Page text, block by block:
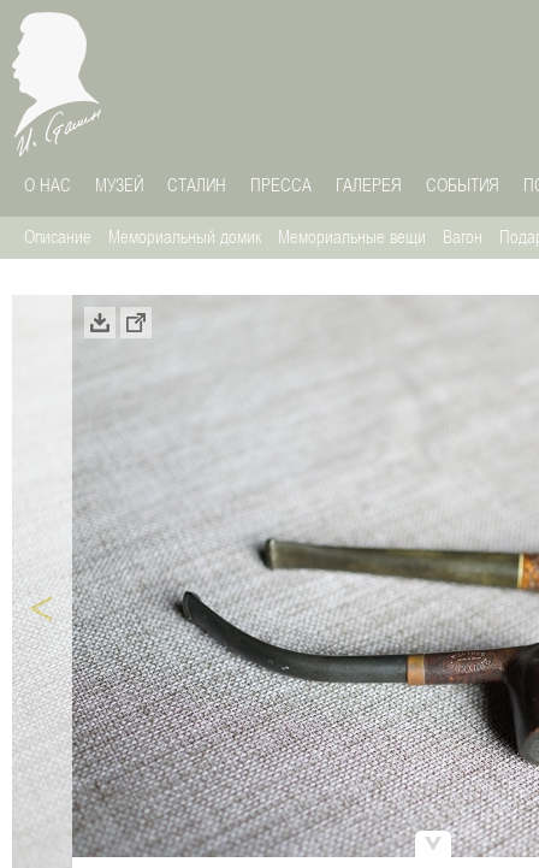
О НАС МУЗЕЙ СТАЛИН ПРЕССА ГАЛЕРЕЯ СОБЫТИЯ
Описание Мемориальный домик Мемориальные вещи Вагон